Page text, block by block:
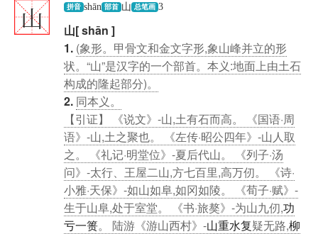
山 拼音 shān 部首 山 总笔画 3
山[ shān ]
1. (象形。甲骨文和金文字形,象山峰并立的形
状。“山”是汉字的一个部首。本义:地面上由土石
构成的隆起部分)。
2. 同本义。
【引证】 《说文》-山,土有石而高。 《国语·周
语》-山,土之聚也。 《左传·昭公四年》-山人取
之。 《礼记·明堂位》-夏后代山。 《列子·汤
问》-太行、王屋二山,方七百里,高万仞。 《诗·
小雅·天保》-如山如阜,如冈如陵。 《荀子·赋》-
生于山阜,处于室堂。 《书·旅獒》-为山九仞,功
亏一篑。 陆游《游山西村》-山重水复疑无路,柳